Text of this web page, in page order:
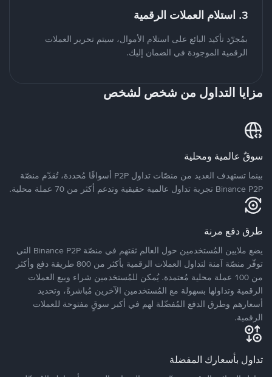
3. استلام العملات الرقمية
بمُجرّد تأكيد البائع على استلام الأموال، سيتم تحرير العملات
الرقمية الموجودة في الضمان إليك.
مزايا التداول من شخص لشخص
سوقٌ عالمية ومحلية
بينما تستهدف العديد من منصّات تداول P2P أسواقًا مُحددة، تُقدّم منصّة
Binance P2P تجربة تداول عالمية حقيقية وتدعم أكثر من 70 عملة محلية.
طرق دفع مرنة
يضع ملايين المُستخدمين حول العالم ثقتهم في منصّة Binance P2P التي
توفّر منصّة آمنة لتداول العملات الرقمية بأكثر من 800 طريقة دفع وأكثر
من 100 عملة محلية مُعتمدة. يُمكن للمُستخدمين شراء وبيع العملات
الرقمية وتداولها بسهولة مع المُستخدمين الآخرين مُباشرةً، وتحديد
أسعارهم وطرق الدفع المُفضّلة لهم في أكبر سوقٍ مفتوحة للعملات
الرقمية.
تداول بأسعارك المفضلة